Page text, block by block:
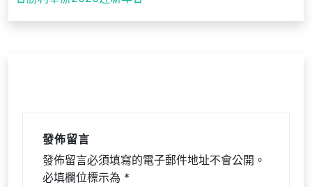
發佈留言
發佈留言必須填寫的電子郵件地址不會公開。
必填欄位標示為 *